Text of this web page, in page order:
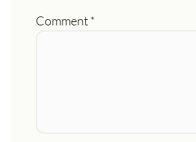
Comment*